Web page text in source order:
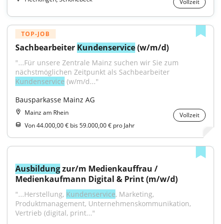
Vollzeit
TOP-JOB
Sachbearbeiter Kundenservice (w/m/d)
"...Für unsere Zentrale Mainz suchen wir Sie zum
Kundenservice (w/m/d..."
Bausparkasse Mainz AG
Mainz am Rhein
Vollzeit
Von 44.000,00 € bis 59.000,00 € pro Jahr
Ausbildung zur/m Medienkauffrau /
Medienkaufmann Digital & Print (m/w/d)
"...Herstellung, Kundenservice, Marketing,
Produktmanagement, Unternehmenskommunikation,
Vertrieb (digital, print..."